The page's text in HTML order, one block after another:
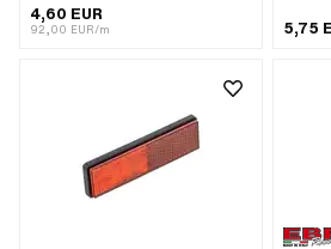
Europe · Nombre de composants: 1 pcs
· Matériau: Caoutchouc · Diamètre: 16
4,60 EUR
92,00 EUR/m 5,75